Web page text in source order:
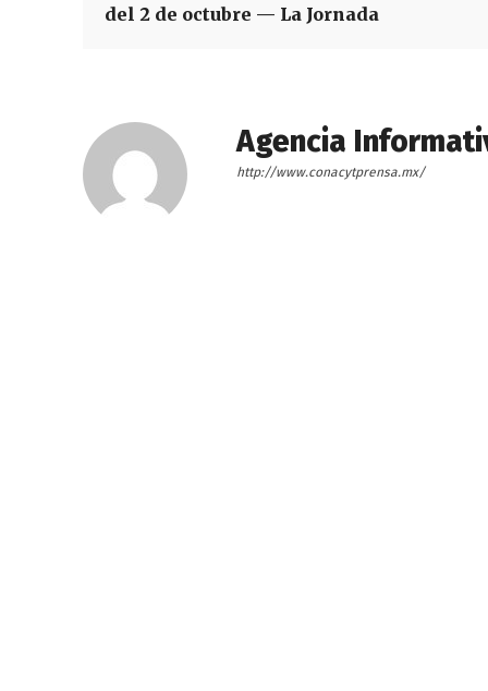
del 2 de octubre — La Jornada
Agencia
http://www.conacytprensa.mx/